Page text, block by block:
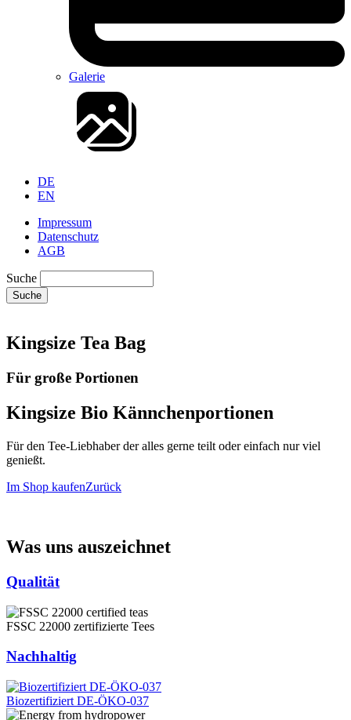
Galerie
DE
EN
Impressum
Datenschutz
AGB
Suche
Suche
Kingsize Tea Bag
Für große Portionen
Kingsize Bio Kännchenportionen
Für den Tee-Liebhaber der alles gerne teilt oder einfach nur viel
genießt.
Im Shop kaufenZurück
Was uns auszeichnet
Qualität
FSSC 22000 zertifizierte Tees
Nachhaltig
Biozertifiziert DE-ÖKO-037